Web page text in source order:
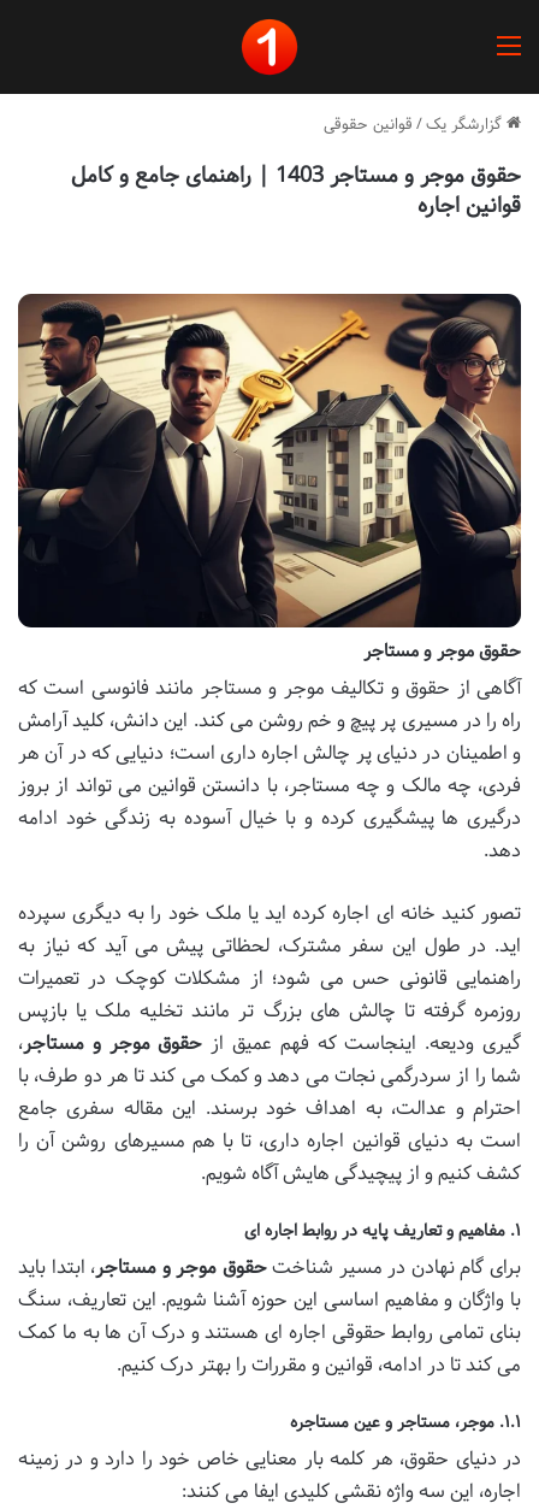
گزارشگر یک/ قوانین حقوقی
حقوق موجر و مستاجر 1403 | راهنمای جامع و کامل
قوانین اجاره
حقوق موجر و مستاجر
آگاهی از حقوق و تکالیف موجر و مستاجر مانند فانوسی است که
راه را در مسیری پر پیچ و خم روشن می کند. این دانش، کلید آرامش
و اطمینان در دنیای پر چالش اجاره داری است؛ دنیایی که در آن هر
فردی، چه مالک و چه مستاجر، با دانستن قوانین می تواند از بروز
درگیری ها پیشگیری کرده و با خیال آسوده به زندگی خود ادامه
دهد.
تصور کنید خانه ای اجاره کرده اید یا ملک خود را به دیگری سپرده
اید. در طول این سفر مشترک، لحظاتی پیش می آید که نیاز به
راهنمایی قانونی حس می شود؛ از مشکلات کوچک در تعمیرات
روزمره گرفته تا چالش های بزرگ تر مانند تخلیه ملک یا بازپس
گیری ودیعه. اینجاست که فهم عمیق از حقوق موجر و مستاجر،
شما را از سردرگمی نجات می دهد و کمک می کند تا هر دو طرف، با
احترام و عدالت، به اهداف خود برسند. این مقاله سفری جامع
است به دنیای قوانین اجاره داری، تا با هم مسیرهای روشن آن را
کشف کنیم و از پیچیدگی هایش آگاه شویم.
۱. مفاهیم و تعاریف پایه در روابط اجاره ای
برای گام نهادن در مسیر شناختحقوق موجر و مستاجر، ابتدا باید
با واژگان و مفاهیم اساسی این حوزه آشنا شویم. این تعاریف، سنگ
بنای تمامی روابط حقوقی اجاره ای هستند و درک آن ها به ما کمک
می کند تا در ادامه، قوانین و مقررات را بهتر درک کنیم.
۱.۱. موجر، مستاجر و عین مستاجره
در دنیای حقوق، هر کلمه بار معنایی خاص خود را دارد و در زمینه
اجاره، این سه واژه نقشی کلیدی ایفا می کنند: